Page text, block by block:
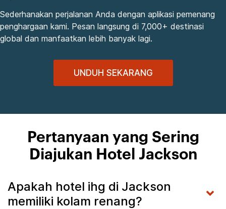
Sederhanakan perjalanan Anda dengan aplikasi pemenang
penghargaan kami. Pesan langsung di 7,000+ destinasi
global dan manfaatkan lebih banyak lagi.
UNDUH SEKARANG
Pertanyaan yang Sering
Diajukan Hotel Jackson
Apakah hotel ihg di Jackson
memiliki kolam renang?